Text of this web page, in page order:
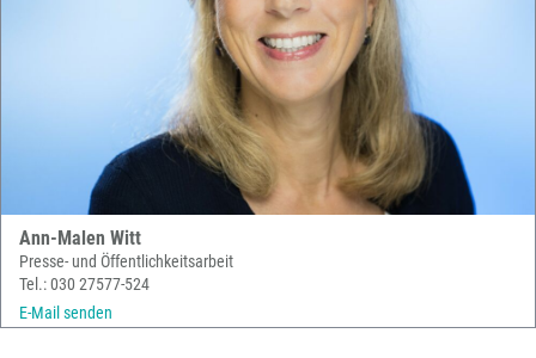
Ann-Malen Witt
Presse- und Öffentlichkeitsarbeit
Tel.: 030 27577-524
E-Mail senden